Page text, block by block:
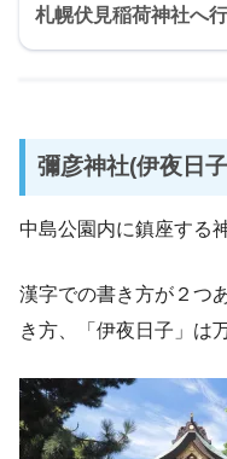
札幌伏見稲荷神社へ
彌彦神社(伊夜日
中島公園内に鎮座する
漢字での書き方が２つ
き方、「伊夜日子」は